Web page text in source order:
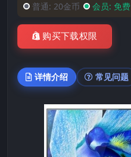
普通: 20金币 会员: 免费
购买下载权限
详情介绍 常见问题